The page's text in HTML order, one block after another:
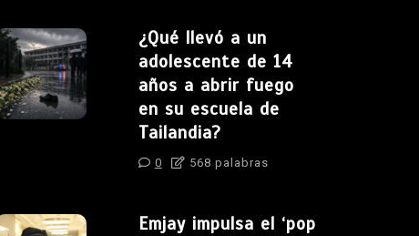
¿Qué llevó a un
adolescente de 14
años a abrir fuego
en su escuela de
Tailandia?
0 568 palabras
Emjay impulsa el ‘pop